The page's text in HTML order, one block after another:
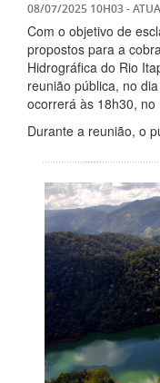
08/07/2025 10H03-
Com o objetivo de
propostos para a
Hidrográfica do Rio
reunião pública, no
ocorrerá às 18h30, no
Durante a reunião, o